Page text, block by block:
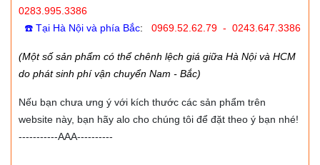
0283.995.3386
☎️ Tại Hà Nội và phía Bắc: 0969.52.62.79 - 0243.647.3386
(Một số sản phẩm có thể chênh lệch giá giữa Hà Nội và HCM
do phát sinh phí vận chuyển Nam - Bắc)
Nếu bạn chưa ưng ý với kích thước các sản phẩm trên
website này, bạn hãy alo cho chúng tôi để đặt theo ý bạn nhé!
-----------AAA----------